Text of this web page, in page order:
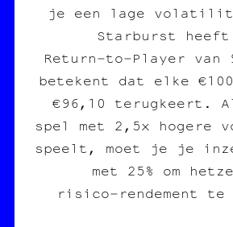
je een lage
Starburst heeft
Return‑to‑Player van
betekent dat elke
€96,10 terugkeert.
spel met 2,5x
speelt, moet je je
met 25% om
risico‑rendement te